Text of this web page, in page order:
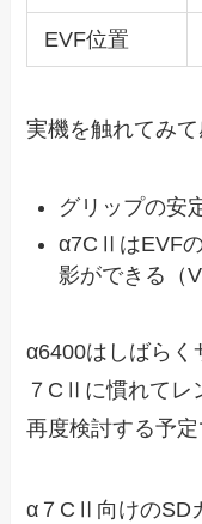
EVF位置
実機を触れてみ
グリップの安
α7CⅡはEVF
影ができる（
α6400はしばらく
７CⅡに慣れてレ
再度検討する予定
α７CⅡ向けのSD